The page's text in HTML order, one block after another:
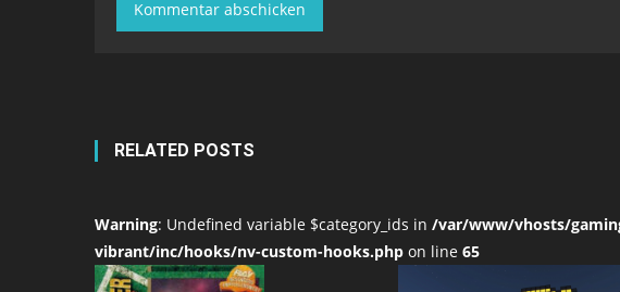
RELATED POSTS
Warning: Undefined variable $category_ids in /var/www/vhosts/
vibrant/inc/hooks/nv-custom-hooks.php on line 65